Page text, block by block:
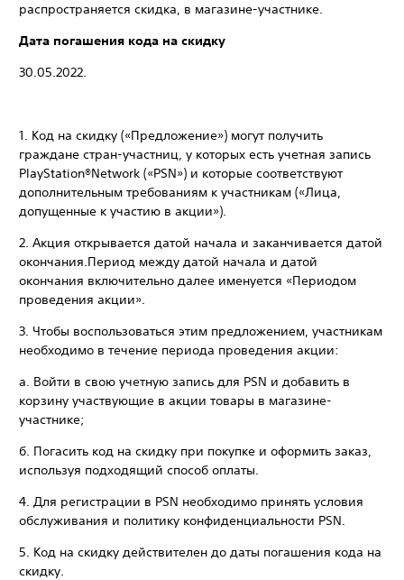
распространяется скидка, в магазине-участнике.
Дата погашения кода на скидку
30.05.2022.
‎1. Код на скидку («Предложение») могут получить
граждане стран-участниц, у которых есть учетная запись
PlayStation®Network («PSN») и которые соответствуют
дополнительным требованиям к участникам («Лица,
допущенные к участию в акции»).
‎2. Акция открывается датой начала и заканчивается датой
окончания.Период между датой начала и датой
окончания включительно далее именуется «Периодом
проведения акции».
‎3. Чтобы воспользоваться этим предложением, участникам
необходимо в течение периода проведения акции:
а. Войти в свою учетную запись для PSN и добавить в
корзину участвующие в акции товары в магазине-
участнике;
б. Погасить код на скидку при покупке и оформить заказ,
используя подходящий способ оплаты.
‎4. Для регистрации в PSN необходимо принять условия
обслуживания и политику конфиденциальности PSN.
‎5. Код на скидку действителен до даты погашения кода на
скидку.